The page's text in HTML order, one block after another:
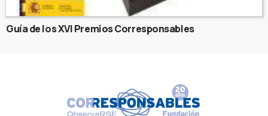
Guía de los XVI Premios Corresponsables